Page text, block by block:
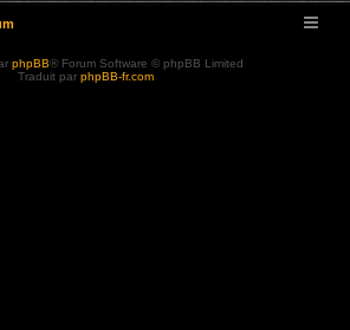
phpBB® Forum Software © phpBB Limited
Traduit par phpBB-fr.com